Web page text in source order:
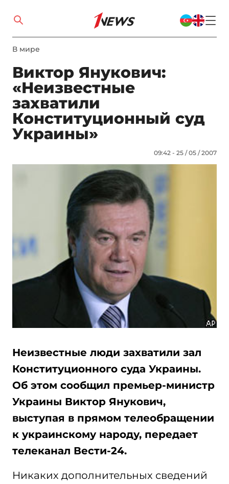
В мире
Виктор Янукович:
«Неизвестные
захватили
Конституционный суд
Украины»
09:42 - 25 / 05 / 2007
Неизвестные люди захватили зал
Конституционного суда Украины.
Об этом сообщил премьер-министр
Украины Виктор Янукович,
выступая в прямом телеобращении
к украинскому народу, передает
телеканал Вести-24.
Никаких дополнительных сведений